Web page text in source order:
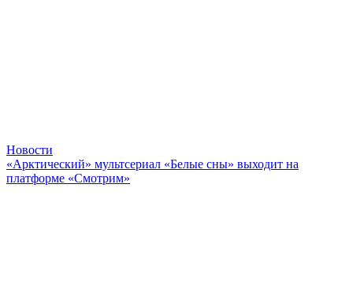
Новости
«Арктический» мультсериал «Белые сны» выходит на
платформе «Смотрим»